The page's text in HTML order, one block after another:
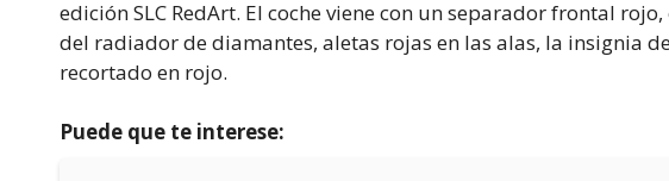
edición SLC RedArt. El coche viene con un separador frontal
del radiador de diamantes, aletas rojas en las alas, la insignia
recortado en rojo.
Puede que te interese: